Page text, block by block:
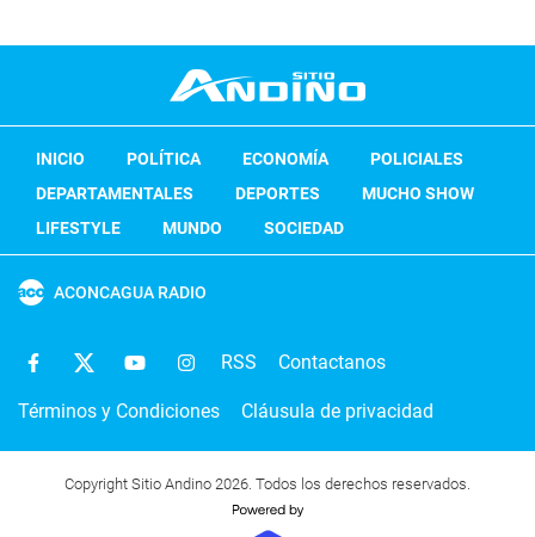
INICIO POLÍTICA ECONOMÍA
POLICIALES
DEPARTAMENTALES
DEPORTES
MUCHO SHOW
LIFESTYLE
MUNDO SOCIEDAD
ACONCAGUA RADIO
RSS Contactanos
Términos y Condiciones Cláusula de privacidad
Copyright Sitio Andino 2026. Todos los derechos reservados.